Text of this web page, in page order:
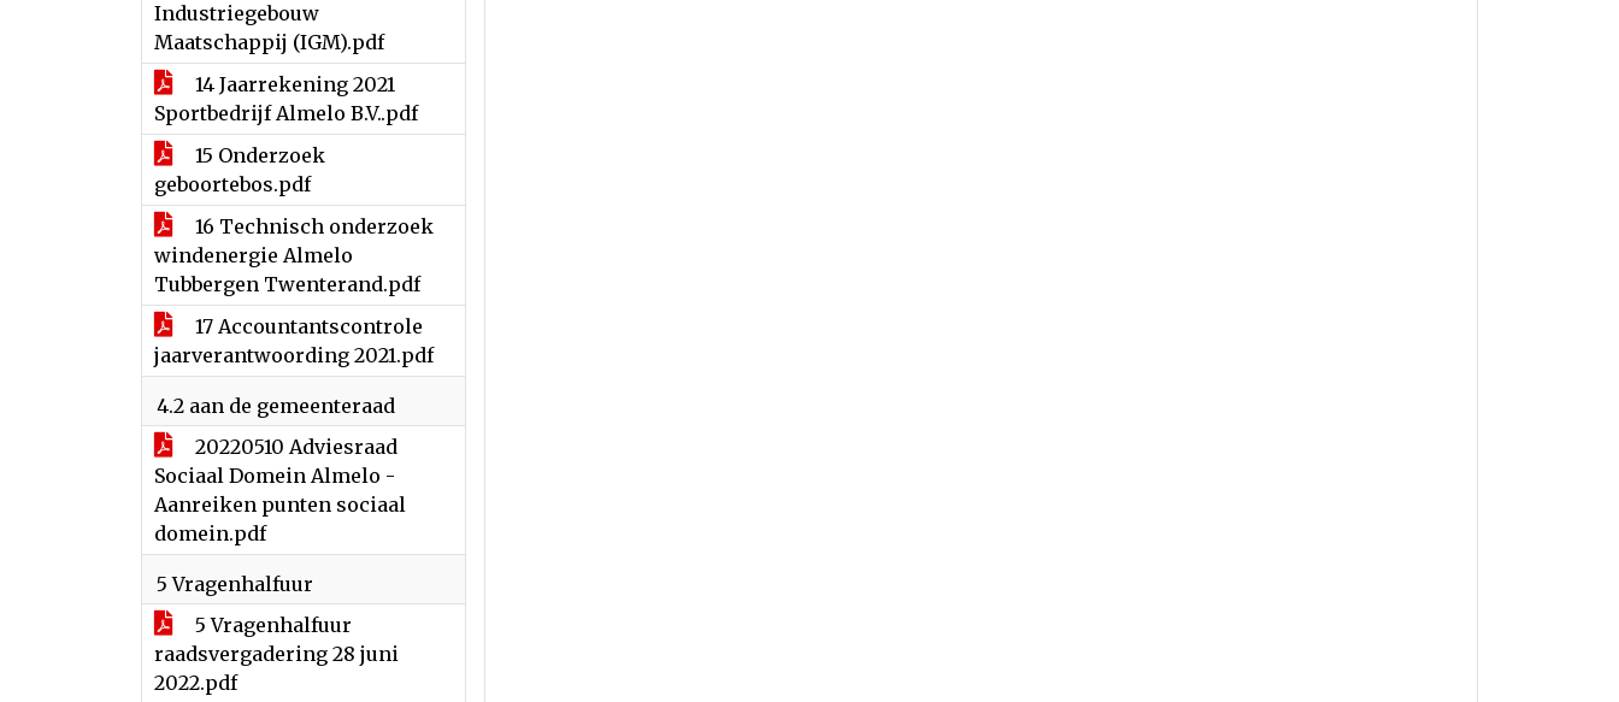
Industriegebouw
Maatschappij (IGM).pdf
14 Jaarrekening 2021
Sportbedrijf Almelo B.V..pdf
15 Onderzoek
geboortebos.pdf
16 Technisch onderzoek
windenergie Almelo
Tubbergen Twenterand.pdf
17 Accountantscontrole
jaarverantwoording 2021.pdf
4.2 aan de gemeenteraad
20220510 Adviesraad
Sociaal Domein Almelo -
Aanreiken punten sociaal
domein.pdf
5 Vragenhalfuur
5 Vragenhalfuur
raadsvergadering 28 juni
2022.pdf